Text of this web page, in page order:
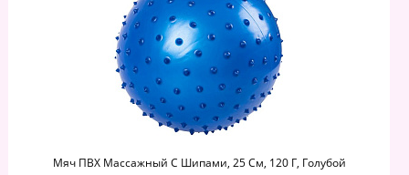
Мяч ПВХ Массажный С Шипами, 25 См, 120 Г, Голубой